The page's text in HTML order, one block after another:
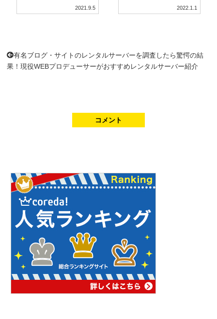
2021.9.5 2022.1.1
有名ブログ・サイトのレンタルサーバーを調査したら驚愕の結
果！現役WEBプロデューサーがおすすめレンタルサーバー紹介
コメント